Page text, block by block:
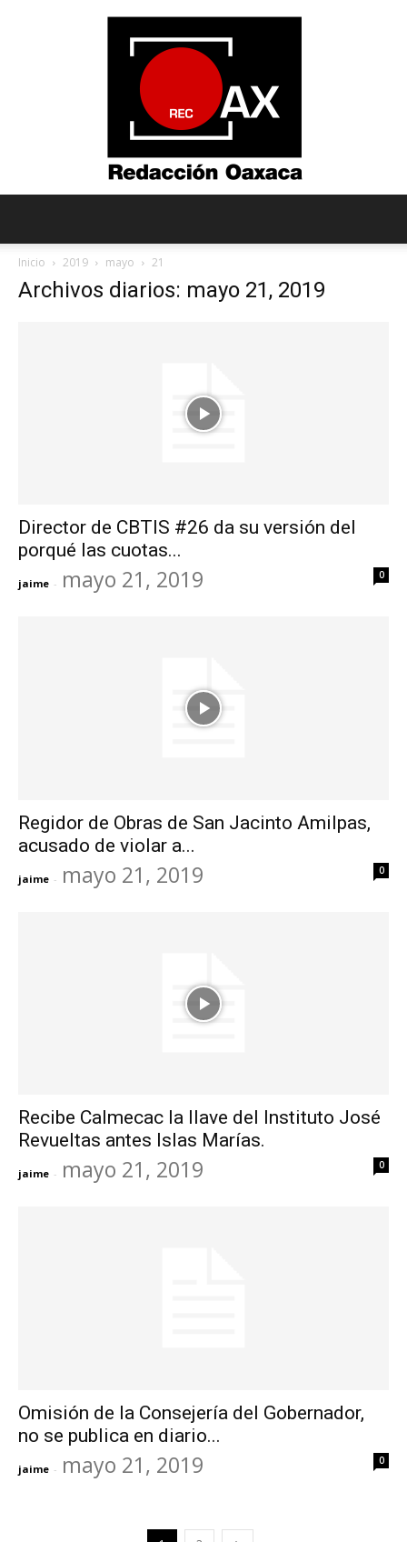
Inicio 2019 mayo 21
Archivos diarios: mayo 21, 2019
Director de CBTIS #26 da su versión del
porqué las cuotas...
jaime - mayo 21, 2019 0
Regidor de Obras de San Jacinto Amilpas,
acusado de violar a...
jaime - mayo 21, 2019 0
Recibe Calmecac la llave del Instituto José
Revueltas antes Islas Marías.
jaime - mayo 21, 2019 0
Omisión de la Consejería del Gobernador,
no se publica en diario...
jaime - mayo 21, 2019 0